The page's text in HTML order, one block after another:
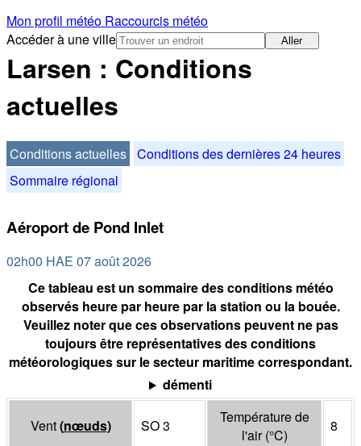
Mon profil météo Raccourcis météo
Accéder à une ville
Aller
Larsen : Conditions
actuelles
Conditions actuelles Conditions des dernières 24 heures
Sommaire régional
Aéroport de Pond Inlet
02h00 HAE 07 août 2026
Ce tableau est un sommaire des conditions météo
observés heure par heure par la station ou la bouée.
Veuillez noter que ces observations peuvent ne pas
toujours être représentatives des conditions
météorologiques sur le secteur maritime correspondant.
démenti
Vent(nœuds) SO 3
Température de
l'air(°C)
8